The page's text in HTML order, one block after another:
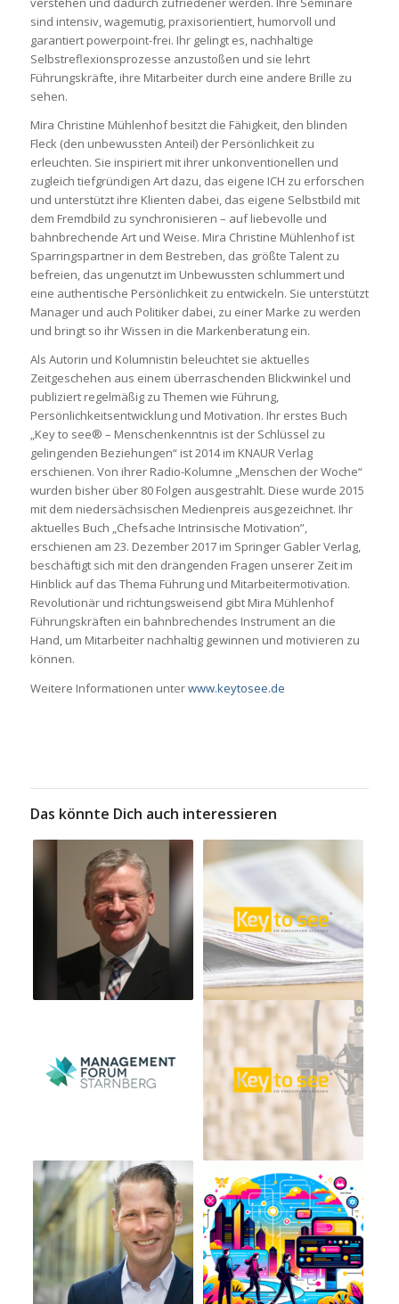
sind intensiv, wagemutig, praxisorientiert, humorvoll und
garantiert powerpoint-frei. Ihr gelingt es, nachhaltige
Selbstreflexionsprozesse anzustoßen und sie lehrt
Führungskräfte, ihre Mitarbeiter durch eine andere Brille zu
sehen.
Mira Christine Mühlenhof besitzt die Fähigkeit, den blinden
Fleck (den unbewussten Anteil) der Persönlichkeit zu
erleuchten. Sie inspiriert mit ihrer unkonventionellen und
zugleich tiefgründigen Art dazu, das eigene ICH zu erforschen
und unterstützt ihre Klienten dabei, das eigene Selbstbild mit
dem Fremdbild zu synchronisieren – auf liebevolle und
bahnbrechende Art und Weise. Mira Christine Mühlenhof ist
Sparringspartner in dem Bestreben, das größte Talent zu
befreien, das ungenutzt im Unbewussten schlummert und
eine authentische Persönlichkeit zu entwickeln. Sie unterstützt
Manager und auch Politiker dabei, zu einer Marke zu werden
und bringt so ihr Wissen in die Markenberatung ein.
Als Autorin und Kolumnistin beleuchtet sie aktuelles
Zeitgeschehen aus einem überraschenden Blickwinkel und
publiziert regelmäßig zu Themen wie Führung,
Persönlichkeitsentwicklung und Motivation. Ihr erstes Buch
„Key to see® – Menschenkenntnis ist der Schlüssel zu
gelingenden Beziehungen“ ist 2014 im KNAUR Verlag
erschienen. Von ihrer Radio-Kolumne „Menschen der Woche“
wurden bisher über 80 Folgen ausgestrahlt. Diese wurde 2015
mit dem niedersächsischen Medienpreis ausgezeichnet. Ihr
aktuelles Buch „Chefsache Intrinsische Motivation”,
erschienen am 23. Dezember 2017 im Springer Gabler Verlag,
beschäftigt sich mit den drängenden Fragen unserer Zeit im
Hinblick auf das Thema Führung und Mitarbeitermotivation.
Revolutionär und richtungsweisend gibt Mira Mühlenhof
Führungskräften ein bahnbrechendes Instrument an die
Hand, um Mitarbeiter nachhaltig gewinnen und motivieren zu
können.
Weitere Informationen unterwww.keytosee.de
Das könnte Dich auch interessieren